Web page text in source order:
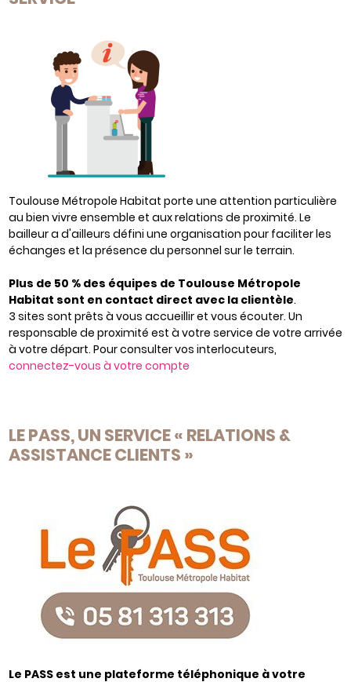
Toulouse Métropole Habitat porte une attention particulière
au bien vivre ensemble et aux relations de proximité. Le
bailleur a d'ailleurs défini une organisation pour faciliter les
échanges et la présence du personnel sur le terrain.
Plus de 50 % des équipes de Toulouse Métropole
Habitat sont en contact direct avec la clientèle.
3 sites sont prêts à vous accueillir et vous écouter. Un
responsable de proximité est à votre service de votre arrivée
à votre départ. Pour consulter vos interlocuteurs,
connectez-vous à votre compte
LE PASS, UN SERVICE « RELATIONS &
ASSISTANCE CLIENTS »
Le PASS est une plateforme téléphonique à votre